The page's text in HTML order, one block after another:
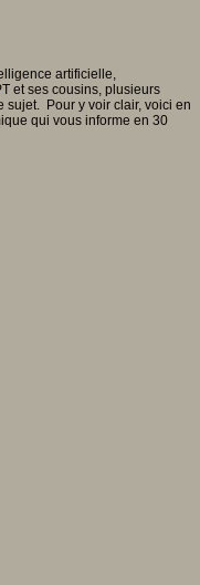
artificielle,
et ses cousins, plusieurs
sujet. Pour y voir clair, voici en
qui vous informe en 30